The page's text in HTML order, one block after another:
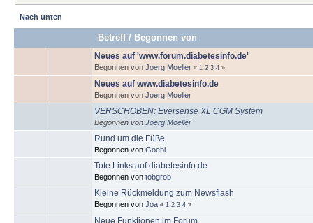
Nach unten
Betreff/ Begonnen von
Neues auf 'www.forum.diabetesinfo.de'
Begonnen von Joerg Moeller « 1 2 3 4 »
Neues auf www.diabetesinfo.de
Begonnen von Joerg Moeller
VERSCHOBEN: Eversense XL CGM System
Begonnen von Joerg Moeller
Rund um die Füße
Begonnen von Goebi
Tote Links auf diabetesinfo.de
Begonnen von tobgrob
Kleine Rückmeldung zum Newsflash
Begonnen von Joa « 1 2 3 4 »
Neue Funktionen im Forum